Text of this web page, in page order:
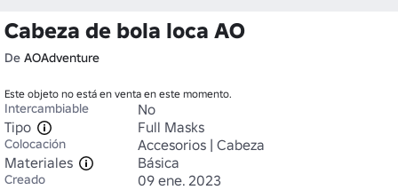
Cabeza de bola loca AO
De AOAdventure
Este objeto no está en venta en este momento.
Intercambiable
No
Tipo
Full Masks
Colocación
Accesorios | Cabeza
Materiales
Básica
Creado 09 ene. 2023